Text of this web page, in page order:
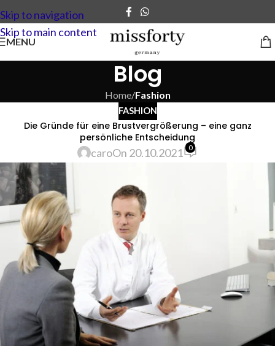
Skip to navigation
Skip to main content
MENU
Blog
Home/Fashion
FASHION
Die Gründe für eine Brustvergrößerung – eine ganz
persönliche Entscheidung
caroOn 20.10.2021 0